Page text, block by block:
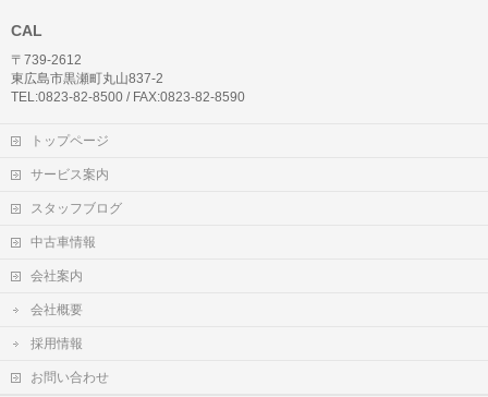
CAL
〒739-2612
東広島市黒瀬町丸山837-2
TEL:0823-82-8500 / FAX:0823-82-8590
トップページ
サービス案内
スタッフブログ
中古車情報
会社案内
会社概要
採用情報
お問い合わせ